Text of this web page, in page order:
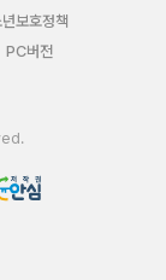
보호정책
PC버전